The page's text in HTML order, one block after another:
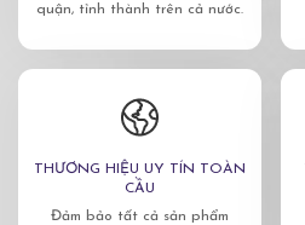
quận, tỉnh thành trên cả nước.
THƯƠNG HIỆU UY TÍN TOÀN
CẦU
Đảm bảo tất cả sản phẩm